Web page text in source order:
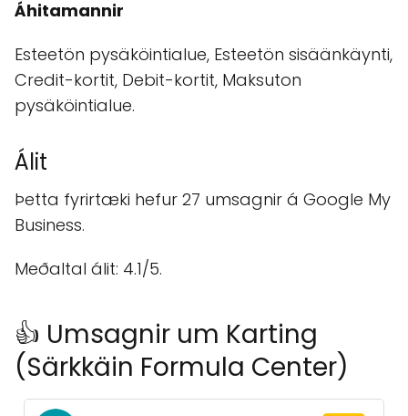
Áhitamannir
Esteetön pysäköintialue, Esteetön sisäänkäynti,
Credit-kortit, Debit-kortit, Maksuton
pysäköintialue.
Álit
Þetta fyrirtæki hefur 27 umsagnir á Google My
Business.
Meðaltal álit: 4.1/5.
👍 Umsagnir um Karting
(Särkkäin Formula Center)